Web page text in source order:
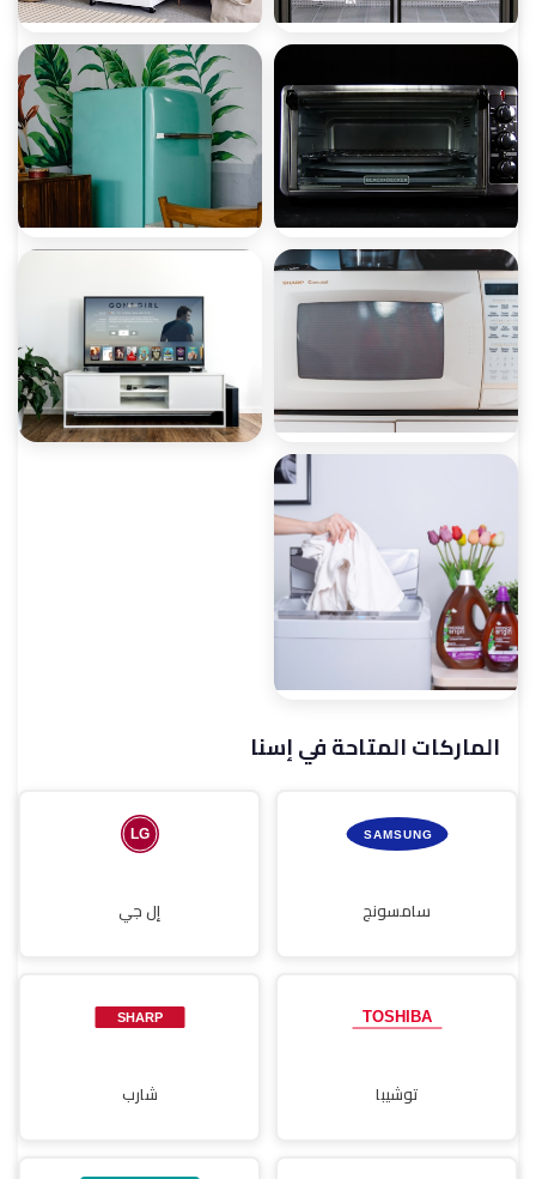
صيانة ثلاجات صيانة غسالات
صيانة ميكروويف صيانة ديب فريزر
صيانة غسالات أطباق
صيانة مجففات
الماركات المتاحة في إسنا
سامسونج إل جي
توشيبا شارب